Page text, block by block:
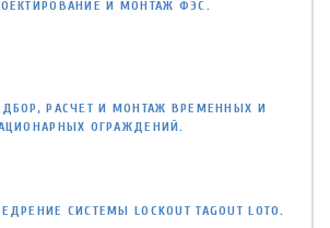
И МОНТАЖ ФЭС.
РАСЧЕТ И МОНТАЖ ВРЕМЕННЫХ И
ОГРАЖДЕНИЙ.
СИСТЕМЫ LOCKOUT TAGOUT LOTO.